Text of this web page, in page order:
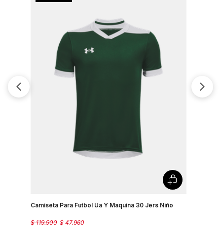
Camiseta Para Futbol Ua Y Maquina 30 Jers Niño
$ 47.960
$ 119.900